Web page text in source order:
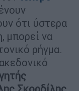
ότι ύστερα
μπορεί να
ρήγμα.